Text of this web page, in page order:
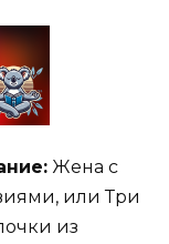
Жена с
или Три
из